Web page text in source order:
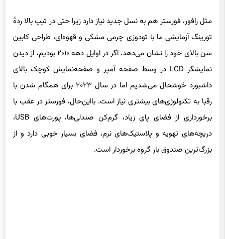
مثل رافور، فورستر هم به نسل جدید نیاز دارد زیرا حتی در تیپ بالا ردهٔ
تورینگ آزمایشی ما با تودوزی چرمی مشکی و قهوه‌ای، طراحی کابین
سن بالای خود را نشان می‌دهد. اگر در اوایل دهه ۲۰۱۰ بودیم، از دیدن
نمایشگر LCD در وسط صفحه آمپر و صفحه‌نمایش کوچک بالای
داشبورد خوشحال می‌شدیم اما در سال ۲۰۲۳ برای همگام شدن با
رقبا به تکنولوژی‌های بیشتری نیاز است. بااین‌حال، فورستر در عقب با
برخورداری از فضای پای زیاد، گرم‌کن صندلی‌ها، پورت‌های USB،
دریچه‌های تهویه و پلاستیک‌های نرم، فضای بسیار خوبی دارد و از
بزرگ‌ترین صندوق بار گروه برخوردار است.